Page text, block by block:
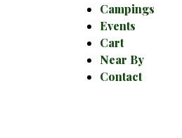
Campings
Events
Cart
Near By
Contact